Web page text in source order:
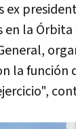
ex
en la Órbita
la función